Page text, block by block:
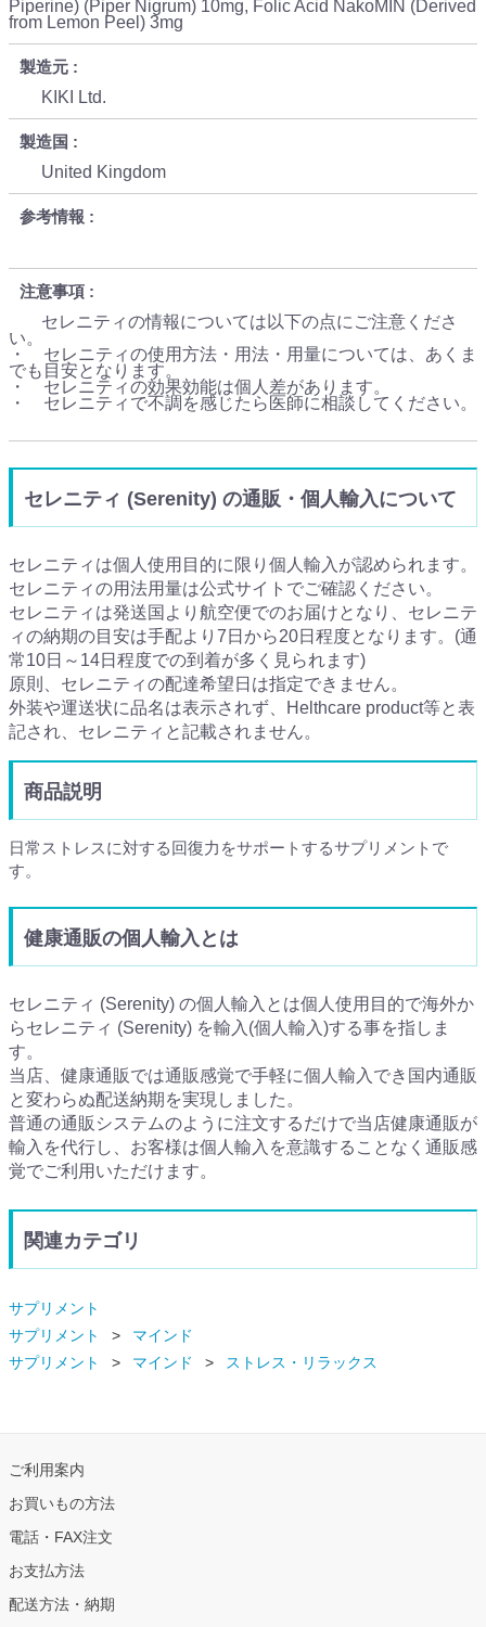
Piperine) (Piper Nigrum) 10mg, Folic Acid NakoMIN (Derived
from Lemon Peel) 3mg
製造元
KIKI Ltd.
製造国
United Kingdom
参考情報
注意事項
セレニティの情報については以下の点にご注意くださ
い。
・ セレニティの使用方法・用法・用量については、あくま
でも目安となります。
・ セレニティの効果効能は個人差があります。
・ セレニティで不調を感じたら医師に相談してください。
セレニティ (Serenity) の通販・個人輸入について
セレニティは個人使用目的に限り個人輸入が認められます。
セレニティの用法用量は公式サイトでご確認ください。
セレニティは発送国より航空便でのお届けとなり、セレニテ
ィの納期の目安は手配より7日から20日程度となります。(通
常10日～14日程度での到着が多く見られます)
原則、セレニティの配達希望日は指定できません。
外装や運送状に品名は表示されず、Helthcare product等と表
記され、セレニティと記載されません。
商品説明
日常ストレスに対する回復力をサポートするサプリメントで
す。
健康通販の個人輸入とは
セレニティ (Serenity) の個人輸入とは個人使用目的で海外か
らセレニティ (Serenity) を輸入(個人輸入)する事を指しま
す。
当店、健康通販では通販感覚で手軽に個人輸入でき国内通販
と変わらぬ配送納期を実現しました。
普通の通販システムのように注文するだけで当店健康通販が
輸入を代行し、お客様は個人輸入を意識することなく通販感
覚でご利用いただけます。
関連カテゴリ
サプリメント
サプリメント
マインド
サプリメント
マインド ストレス・リラックス
ご利用案内
お買いもの方法
電話・FAX注文
お支払方法
配送方法・納期